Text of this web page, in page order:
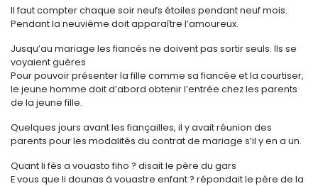
Il faut compter chaque soir neufs étoiles pendant neuf mois.
Pendant la neuvième doit apparaître l’amoureux.
Jusqu’au mariage les fiancés ne doivent pas sortir seuls. Ils se
voyaient guères
Pour pouvoir présenter la fille comme sa fiancée et la courtiser,
le jeune homme doit d’abord obtenir l’entrée chez les parents
de la jeune fille.
Quelques jours avant les fiançailles, il y avait réunion des
parents pour les modalités du contrat de mariage s’il y en a un.
Quant li fès a vouasto fiho ? disait le père du gars
E vous que li dounas à vouastre enfant ? répondait le père de la